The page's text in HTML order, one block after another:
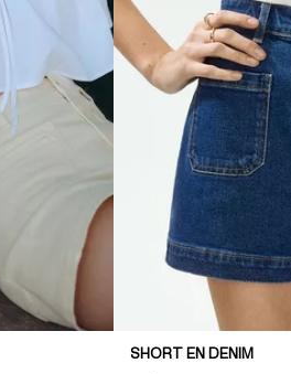
SHORT EN DENIM